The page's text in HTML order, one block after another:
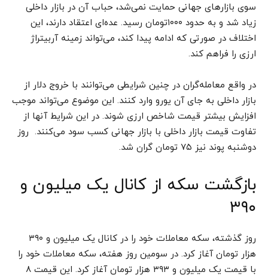
سوی بازارهای جهانی حمایت نمی‌شد، حباب آن در بازار داخلی
زیاد شد و به حدود ۱۰۰۰تومان رسید. عده‌ای اعتقاد دارند، این
اختلاف در صورتی که ادامه پیدا کند، می‌تواند زمینه آربیتراژ
ارزی را فراهم کند.
در واقع معامله‌گران در چنین شرایطی می‌توانند با خروج دلار از
بازار داخلی به جای آن یورو وارد کنند. این موضوع می‌تواند موجب
افزایش بیشتر قیمت شاخص ارزی شوند. در این شرایط آنها از
تفاوت قیمت بازار داخلی با بازار جهانی کسب سود می‌کنند. روز
دوشنبه پوند نیز ۷۵ تومان گران شد.
بازگشت سکه از کانال یک میلیون و
۳۹۰
روز گذشته، سکه معاملات خود را در کانال یک میلیون و ۳۹۰
هزار تومان آغاز کرد. در سومین روز هفته، سکه معاملات خود را
با قیمت یک میلیون و ۳۹۳ هزار تومان آغاز کرد. این قیمت ۸